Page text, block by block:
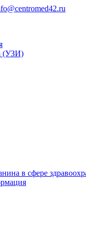
(УЗИ)
в сфере